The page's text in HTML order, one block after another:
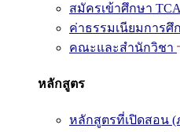
สมัครเข้าศึกษา
ค่าธรรมเนียมการศึ
คณะและสำนักวิชา
หลักสูตร
หลักสูตรที่เปิดสอน (